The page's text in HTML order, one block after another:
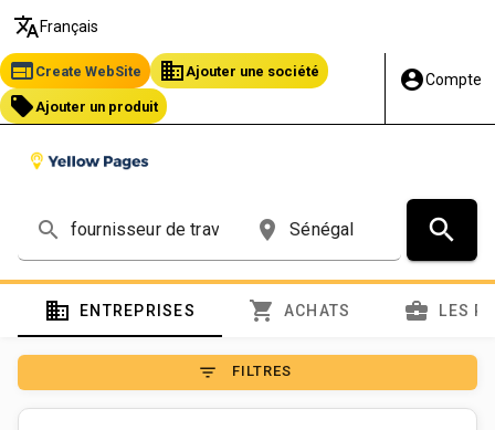
translate Français
web Create WebSite business Ajouter une société
local_offer Ajouter un produit
account_circleCompte
search place search
domain ENTREPRISES shopping_cart ACHATS business_center LES
filter_list FILTRES